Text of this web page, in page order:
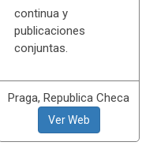
continua y
publicaciones
conjuntas.
Praga, Republica Checa
Ver Web